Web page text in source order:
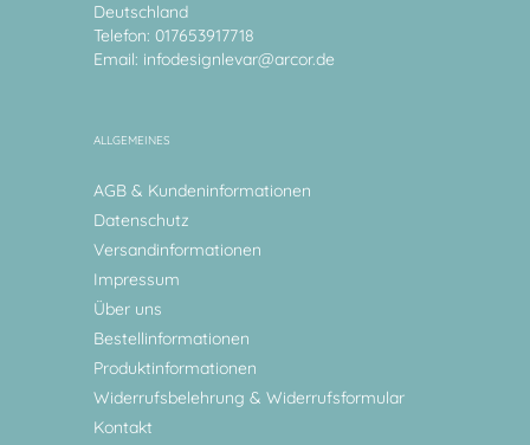
Deutschland
Telefon: 017653917718
Email: infodesignlevar@arcor.de
ALLGEMEINES
AGB & Kundeninformationen
Datenschutz
Versandinformationen
Impressum
Über uns
Bestellinformationen
Produktinformationen
Widerrufsbelehrung & Widerrufsformular
Kontakt